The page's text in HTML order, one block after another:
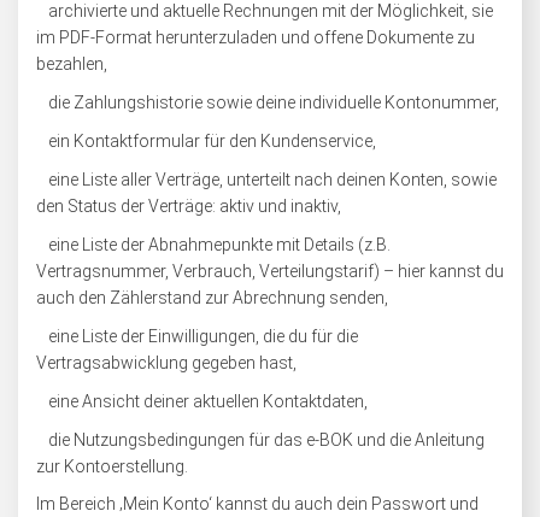
archivierte und aktuelle Rechnungen mit der Möglichkeit, sie
im PDF-Format herunterzuladen und offene Dokumente zu
bezahlen,
die Zahlungshistorie sowie deine individuelle Kontonummer,
ein Kontaktformular für den Kundenservice,
eine Liste aller Verträge, unterteilt nach deinen Konten, sowie
den Status der Verträge: aktiv und inaktiv,
eine Liste der Abnahmepunkte mit Details (z.B.
Vertragsnummer, Verbrauch, Verteilungstarif) – hier kannst du
auch den Zählerstand zur Abrechnung senden,
eine Liste der Einwilligungen, die du für die
Vertragsabwicklung gegeben hast,
eine Ansicht deiner aktuellen Kontaktdaten,
die Nutzungsbedingungen für das e-BOK und die Anleitung
zur Kontoerstellung.
Im Bereich ‚Mein Konto‘ kannst du auch dein Passwort und